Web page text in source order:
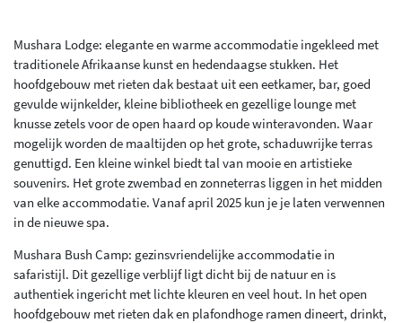
Mushara Lodge: elegante en warme accommodatie ingekleed met
traditionele Afrikaanse kunst en hedendaagse stukken. Het
hoofdgebouw met rieten dak bestaat uit een eetkamer, bar, goed
gevulde wijnkelder, kleine bibliotheek en gezellige lounge met
knusse zetels voor de open haard op koude winteravonden. Waar
mogelijk worden de maaltijden op het grote, schaduwrijke terras
genuttigd. Een kleine winkel biedt tal van mooie en artistieke
souvenirs. Het grote zwembad en zonneterras liggen in het midden
van elke accommodatie. Vanaf april 2025 kun je je laten verwennen
in de nieuwe spa.
Mushara Bush Camp: gezinsvriendelijke accommodatie in
safaristijl. Dit gezellige verblijf ligt dicht bij de natuur en is
authentiek ingericht met lichte kleuren en veel hout. In het open
hoofdgebouw met rieten dak en plafondhoge ramen dineert, drinkt,